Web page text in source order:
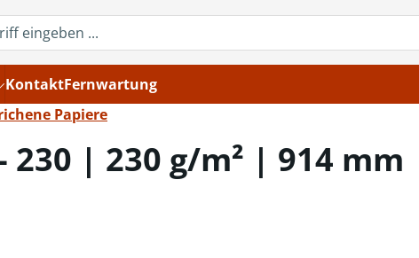
KontaktFernwartung
Papiere
230 | 230 g/m² | 914